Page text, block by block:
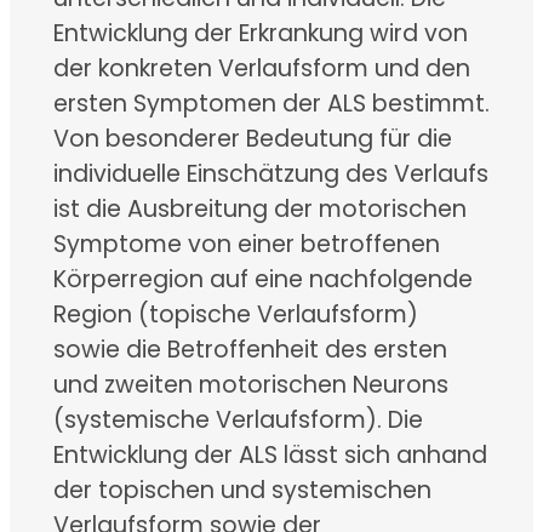
Entwicklung der Erkrankung wird von
der konkreten Verlaufsform und den
ersten Symptomen der ALS bestimmt.
Von besonderer Bedeutung für die
individuelle Einschätzung des Verlaufs
ist die Ausbreitung der motorischen
Symptome von einer betroffenen
Körperregion auf eine nachfolgende
Region (topische Verlaufsform)
sowie die Betroffenheit des ersten
und zweiten motorischen Neurons
(systemische Verlaufsform). Die
Entwicklung der ALS lässt sich anhand
der topischen und systemischen
Verlaufsform sowie der